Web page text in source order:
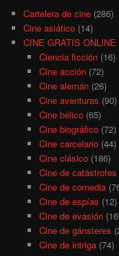
Cartelera de cine (286)
Cine asiático (14)
CINE GRATIS ONLINE
Ciencia ficción(16)
Cine acción(72)
Cine alemán(26)
Cine aventuras (90)
Cine bélico(65)
Cine biográfico(72)
Cine carcelario(44)
Cine clásico(186)
Cine de catástrofes
Cine de comedia
Cine de espías (12)
Cine de evasión
Cine de gánsteres
Cine de intriga(74)